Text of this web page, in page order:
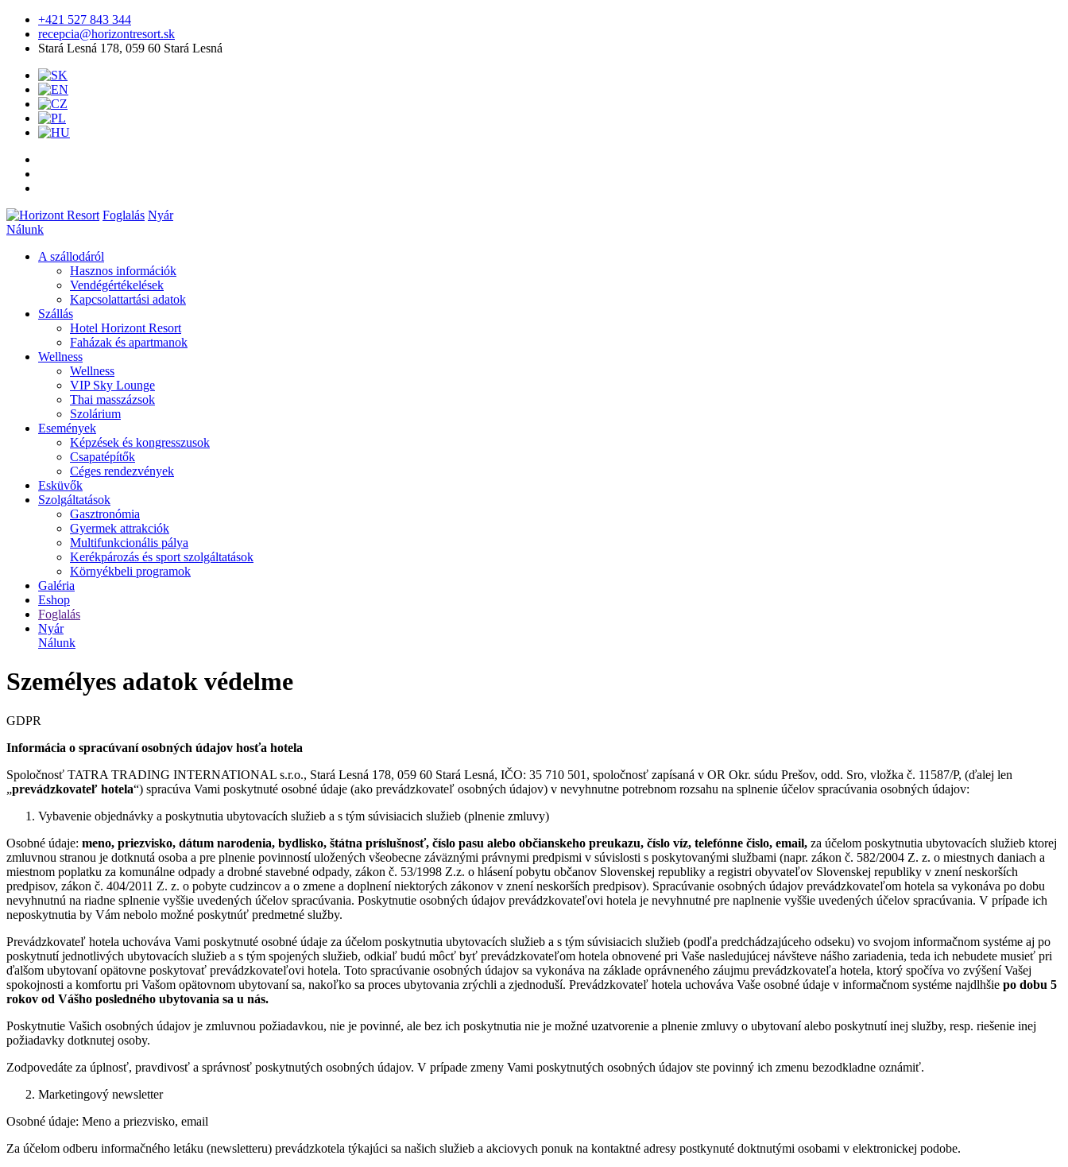
+421 527 843 344
recepcia@horizontresort.sk
Stará Lesná 178, 059 60 Stará Lesná
Foglalás Nyár
Nálunk
A szállodáról
Hasznos információk
Vendégértékelések
Kapcsolattartási adatok
Szállás
Hotel Horizont Resort
Faházak és apartmanok
Wellness
Wellness
VIP Sky Lounge
Thai masszázsok
Szolárium
Események
Képzések és kongresszusok
Csapatépítők
Céges rendezvények
Esküvők
Szolgáltatások
Gasztronómia
Gyermek attrakciók
Multifunkcionális pálya
Kerékpározás és sport szolgáltatások
Környékbeli programok
Galéria
Eshop
Foglalás
Nyár
Nálunk
Személyes adatok védelme
GDPR
Informácia o spracúvaní osobných údajov hosťa hotela
Spoločnosť TATRA TRADING INTERNATIONAL s.r.o., Stará Lesná 178, 059 60 Stará Lesná, IČO: 35 710 501, spoločnosť zapísaná v OR Okr. súdu Prešov, odd. Sro, vložka č. 11587/P, (ďalej len
„prevádzkovateľ hotela“) spracúva Vami poskytnuté osobné údaje (ako prevádzkovateľ osobných údajov) v nevyhnutne potrebnom rozsahu na splnenie účelov spracúvania osobných údajov:
Vybavenie objednávky a poskytnutia ubytovacích služieb a s tým súvisiacich služieb (plnenie zmluvy)
Osobné údaje: meno, priezvisko, dátum narodenia, bydlisko, štátna príslušnosť, číslo pasu alebo občianskeho preukazu, číslo víz, telefónne čislo, email, za účelom poskytnutia ubytovacích služieb ktorej
zmluvnou stranou je dotknutá osoba a pre plnenie povinností uložených všeobecne záväznými právnymi predpismi v súvislosti s poskytovanými službami (napr. zákon č. 582/2004 Z. z. o miestnych daniach a
miestnom poplatku za komunálne odpady a drobné stavebné odpady, zákon č. 53/1998 Z.z. o hlásení pobytu občanov Slovenskej republiky a registri obyvateľov Slovenskej republiky v znení neskorších
predpisov, zákon č. 404/2011 Z. z. o pobyte cudzincov a o zmene a doplnení niektorých zákonov v znení neskorších predpisov). Spracúvanie osobných údajov prevádzkovateľom hotela sa vykonáva po dobu
nevyhnutnú na riadne splnenie vyššie uvedených účelov spracúvania. Poskytnutie osobných údajov prevádzkovateľovi hotela je nevyhnutné pre naplnenie vyššie uvedených účelov spracúvania. V prípade ich
neposkytnutia by Vám nebolo možné poskytnúť predmetné služby.
Prevádzkovateľ hotela uchováva Vami poskytnuté osobné údaje za účelom poskytnutia ubytovacích služieb a s tým súvisiacich služieb (podľa predchádzajúceho odseku) vo svojom informačnom systéme aj po
poskytnutí jednotlivých ubytovacích služieb a s tým spojených služieb, odkiaľ budú môcť byť prevádzkovateľom hotela obnovené pri Vaše nasledujúcej návšteve nášho zariadenia, teda ich nebudete musieť pri
ďalšom ubytovaní opätovne poskytovať prevádzkovateľovi hotela. Toto spracúvanie osobných údajov sa vykonáva na základe oprávneného záujmu prevádzkovateľa hotela, ktorý spočíva vo zvýšení Vašej
spokojnosti a komfortu pri Vašom opätovnom ubytovaní sa, nakoľko sa proces ubytovania zrýchli a zjednoduší. Prevádzkovateľ hotela uchováva Vaše osobné údaje v informačnom systéme najdlhšie po dobu 5
rokov od Vášho posledného ubytovania sa u nás.
Poskytnutie Vašich osobných údajov je zmluvnou požiadavkou, nie je povinné, ale bez ich poskytnutia nie je možné uzatvorenie a plnenie zmluvy o ubytovaní alebo poskytnutí inej služby, resp. riešenie inej
požiadavky dotknutej osoby.
Zodpovedáte za úplnosť, pravdivosť a správnosť poskytnutých osobných údajov. V prípade zmeny Vami poskytnutých osobných údajov ste povinný ich zmenu bezodkladne oznámiť.
Marketingový newsletter
Osobné údaje: Meno a priezvisko, email
Za účelom odberu informačného letáku (newsletteru) prevádzkotela týkajúci sa našich služieb a akciovych ponuk na kontaktné adresy postkynuté doktnutými osobami v elektronickej podobe.